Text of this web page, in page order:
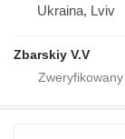
Ukraina, Lviv
Zbarskiy V.V